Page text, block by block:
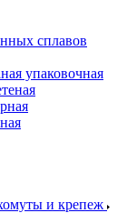
сплавов
упаковочная
и крепеж